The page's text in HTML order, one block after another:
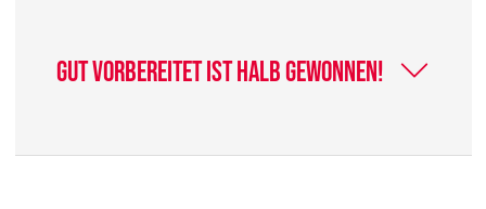
Gut vorbereitet ist halb gewonnen!